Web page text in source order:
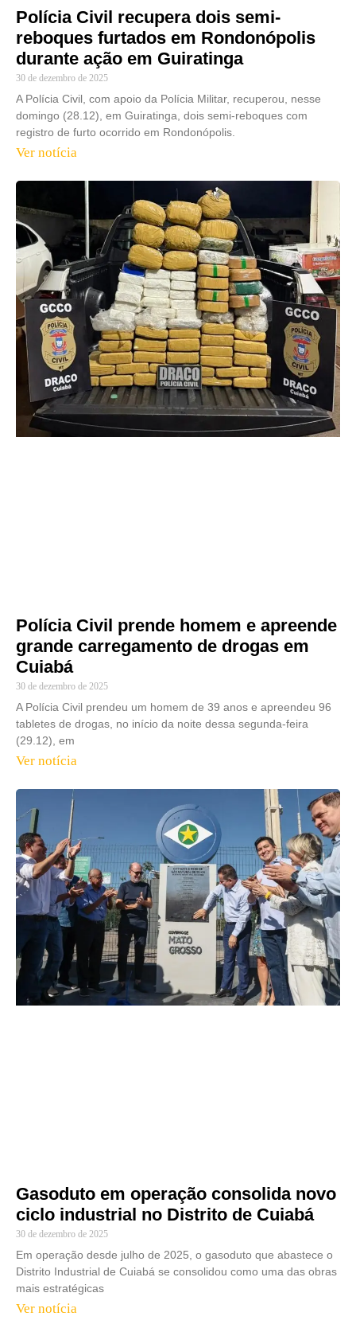
Polícia Civil recupera dois semi-
reboques furtados em Rondonópolis
durante ação em Guiratinga
30 de dezembro de 2025
A Polícia Civil, com apoio da Polícia Militar, recuperou, nesse
domingo (28.12), em Guiratinga, dois semi-reboques com
registro de furto ocorrido em Rondonópolis.
Ver notícia
Polícia Civil prende homem e apreende
grande carregamento de drogas em
Cuiabá
30 de dezembro de 2025
A Polícia Civil prendeu um homem de 39 anos e apreendeu 96
tabletes de drogas, no início da noite dessa segunda-feira
(29.12), em
Ver notícia
Gasoduto em operação consolida novo
ciclo industrial no Distrito de Cuiabá
30 de dezembro de 2025
Em operação desde julho de 2025, o gasoduto que abastece o
Distrito Industrial de Cuiabá se consolidou como uma das obras
mais estratégicas
Ver notícia